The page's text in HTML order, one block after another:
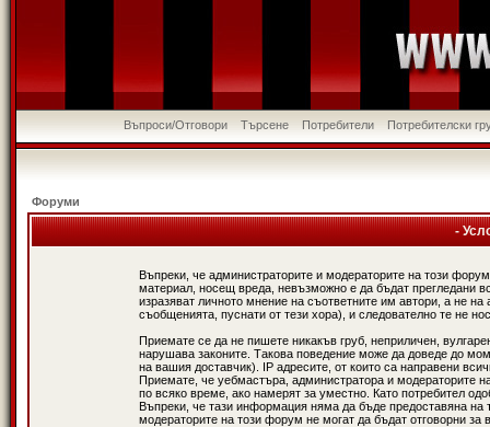
Въпроси/Отговори Търсене Потребители Потребителски
Форуми
-
Въпреки, че администраторите и модераторите на този
материал, носещ вреда, невъзможно е да бъдат прегледани
изразяват личното мнение на съответните им автори, а не
съобщенията, пуснати от тези хора), и следователно те не
Приемате се да не пишете никакъв груб, неприличен,
нарушава законите. Такова поведение може да доведе до
на вашия доставчик). IP адресите, от които са направени
Приемате, че уебмастъра, администратора и модераторите
по всяко време, ако намерят за уместно. Като потребител
Въпреки, че тази информация няма да бъде предоставяна
модераторите на този форум не могат да бъдат отговорни за